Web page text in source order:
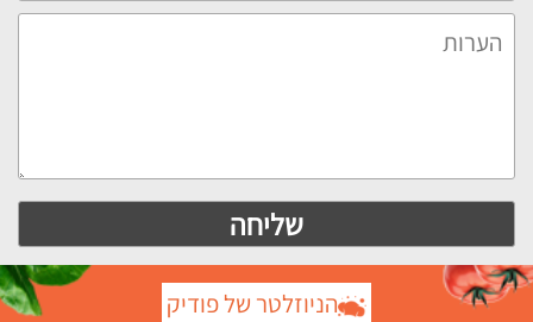
הניוזלטר של פודיק